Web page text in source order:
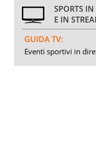
SPORTS IN
E IN
GUIDA TV:
Eventi sportivi in